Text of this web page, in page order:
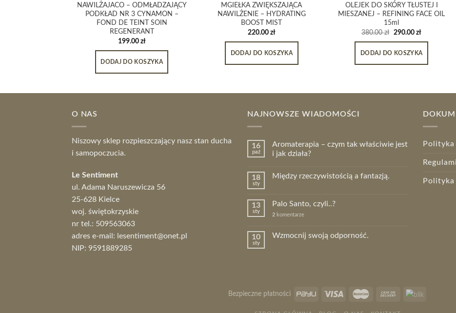
NAWILŻAJACO – ODMŁADZAJĄCY
PODKŁAD NR 3 CYNAMON –
FOND DE TEINT SOIN
REGENERANT
199.00 zł
DODAJ DO KOSZYKA
MGIEŁKA ZWIĘKSZAJĄCA
NAWILŻENIE – HYDRATING
BOOST MIST
220.00 zł
DODAJ DO KOSZYKA
OLEJEK DO SKÓRY TŁUSTEJ I
MIESZANEJ – REFINING FACE OIL
15ml
380.00zł 290.00 zł
DODAJ DO KOSZYKA
O NAS
Niszowy sklep rozpieszczający nasz stan ducha
i samopoczucia.
Le Sentiment
ul. Adama Naruszewicza 56
25-628 Kielce
woj. świętokrzyskie
nr tel.: 509563063
adres e-mail: lesentiment@onet.pl
NIP: 9591889285
NAJNOWSZE WIADOMOŚCI
16
paź
Aromaterapia – czym tak właściwie jest
i jak działa?
18
sty
Między rzeczywistością a fantazją.
13
sty
Palo Santo, czyli..?
2 komentarze
10
sty
Wzmocnij swoją odporność.
Bezpieczne płatności